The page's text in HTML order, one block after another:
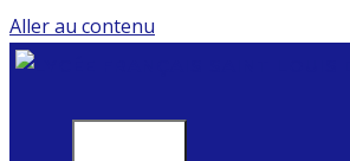
Aller au contenu